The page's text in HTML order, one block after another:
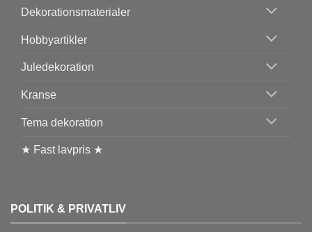
Dekorationsmaterialer
Hobbyartikler
Juledekoration
Kranse
Tema dekoration
★ Fast lavpris ★
POLITIK & PRIVATLIV